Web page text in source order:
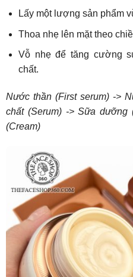
Lấy một lượng sản phẩm
Thoa nhẹ lên mặt theo
Vỗ nhẹ để tăng cường
chất.
Nước thần (First serum) ->
chất (Serum) -> Sữa dưỡng
(Cream)